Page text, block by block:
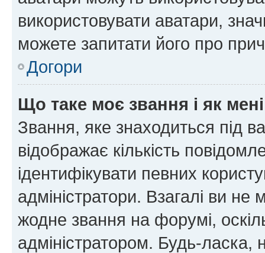
використовувати аватари,
можете запитати його про
Догори
Що таке моє звання і як
Звання, яке знаходиться під
відображає кількість
ідентифікувати певних
адміністратори. Взагалі ви
жодне звання на форумі,
адміністратором. Будь-